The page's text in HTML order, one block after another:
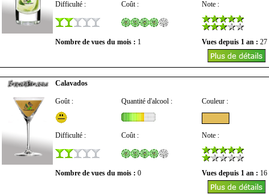
Difficulté : Coût : Note :
Nombre de vues du mois : 1 Vues depuis 1 an : 27
Calavados
Goût : Quantité d'alcool : Couleur :
Difficulté : Coût : Note :
Nombre de vues du mois : 0 Vues depuis 1 an : 16